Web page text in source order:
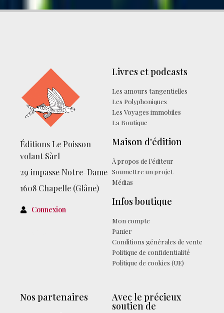
Éditions Le Poisson
volant Sàrl
29 impasse Notre-Dame
1608 Chapelle (Glâne)
Connexion
Livres et podcasts
Les amours tangentielles
Les Polyphoniques
Les Voyages immobiles
La Boutique
Maison d'édition
À propos de l'éditeur
Soumettre un projet
Médias
Infos boutique
Mon compte
Panier
Conditions générales de vente
Politique de confidentialité
Politique de cookies (UE)
Nos partenaires Avec le précieux
soutien de